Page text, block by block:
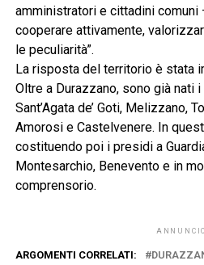
amministratori e cittadini comuni
cooperare attivamente,
le peculiarità”.
La risposta del territorio è stata
Oltre a Durazzano, sono già nati
Sant’Agata de’ Goti, Melizzano,
Amorosi e Castelvenere. In
costituendo poi i presidi a
Montesarchio, Benevento e in
comprensorio.
ANNUNCIO
ARGOMENTI CORRELATI: